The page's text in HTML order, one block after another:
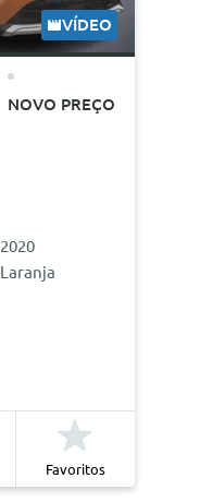
VÍDEO
NOVO PREÇO
2020
Laranja
Favoritos